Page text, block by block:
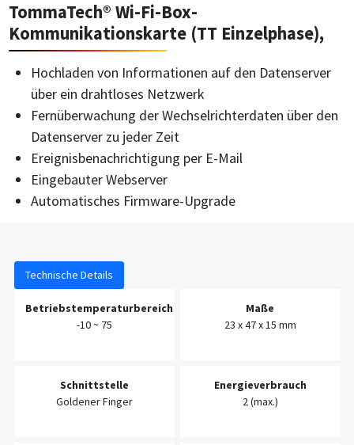
TommaTech® Wi-Fi-Box-
Kommunikationskarte (TT Einzelphase),
Hochladen von Informationen auf den Datenserver
über ein drahtloses Netzwerk
Fernüberwachung der Wechselrichterdaten über den
Datenserver zu jeder Zeit
Ereignisbenachrichtigung per E-Mail
Eingebauter Webserver
Automatisches Firmware-Upgrade
Technische Details
Betriebstemperaturbereich
-10 ~ 75
Maße
23 x 47 x 15 mm
Schnittstelle
Goldener Finger
Energieverbrauch
2 (max.)